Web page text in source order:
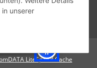
in unserer
LiteSpeed Cache